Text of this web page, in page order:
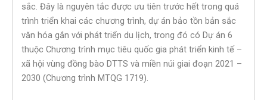
sắc. Đây là nguyên tắc được ưu tiên trước hết trong quá
trình triển khai các chương trình, dự án bảo tồn bản sắc
văn hóa gắn với phát triển du lịch, trong đó có Dự án 6
thuộc Chương trình mục tiêu quốc gia phát triển kinh tế –
xã hội vùng đồng bào DTTS và miền núi giai đoạn 2021 –
2030 (Chương trình MTQG 1719).